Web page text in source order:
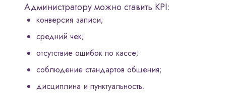
Администратору можно ставить KPI:
конверсия записи;
средний чек;
отсутствие ошибок по кассе;
соблюдение стандартов общения;
дисциплина и пунктуальность.